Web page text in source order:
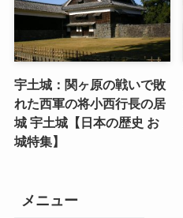
宇土城：関ヶ原の戦いで敗
れた西軍の将小西行長の居
城 宇土城【日本の歴史 お
城特集】
メニュー